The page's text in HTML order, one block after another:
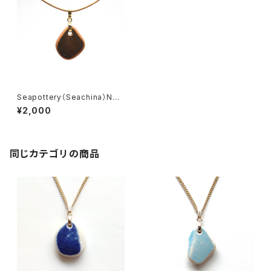
Seapottery（Seachina）Nec
klace PN-2
¥2,000
同じカテゴリの商品